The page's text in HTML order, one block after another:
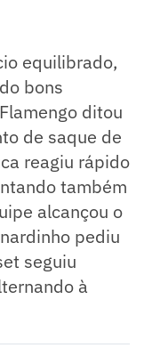
equilibrado,
bons
ditou
de saque de
reagiu rápido
também
alcançou o
pediu
seguiu
à